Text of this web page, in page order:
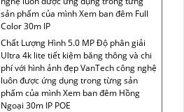
sản phẩm của mình Xem ban đêm Full
Color 30m IP
Chất Lượng Hình 5.0 MP Độ phân giải
Ultra 4k lite tiết kiệm băng thông và chi
phí với hình ảnh đẹp VanTech công nghệ
luôn được ứng dụng trong từng sản
phẩm của mình Xem ban đêm Hồng
Ngoại 30m IP POE